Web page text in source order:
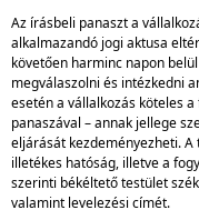
Az írásbeli panaszt a
alkalmazandó jogi aktusa
követően harminc napon
megválaszolni és intézkedni
esetén a vállalkozás köteles
panaszával – annak jellege
eljárását kezdeményezheti.
illetékes hatóság, illetve a
szerinti békéltető testület
valamint levelezési címét.